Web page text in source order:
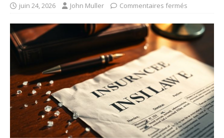
juin 24, 2026 John Muller Commentaires fermés